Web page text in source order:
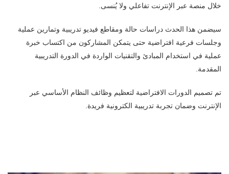
خلال منصة عبر الإنترنت تفاعلي ولا يُنسى.
سيضمن هذا الحدث دراسات حالة ومقاطع فيديو تدريبية وتمارين عملية
وجلسات فرعية افتراضية حتى يتمكن المشاركون من اكتساب خبرة
عملية في استخدام المبادئ والتقنيات الواردة في الدورة التدريبية
المقدمة.
تم تصميم الدورات الافتراضية لتعظيم وظائف النظام الأساسي عبر
الإنترنت وضمان تجربة تدريبية الكترونية فريدة.